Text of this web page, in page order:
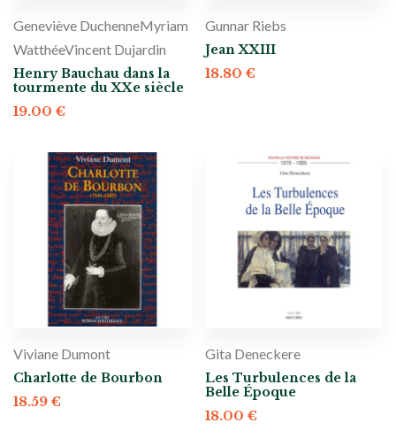
Geneviève DuchenneMyriam
WatthéeVincent Dujardin
Henry Bauchau dans la
tourmente du XXe siècle
19.00 €
Gunnar Riebs
Jean XXIII
18.80 €
Viviane Dumont
Charlotte de Bourbon
18.59 €
Gita Deneckere
Les Turbulences de la
Belle Époque
18.00 €